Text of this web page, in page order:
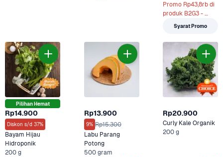
Promo Rp43,8rb di
produk B2G3 -
500g x 3
Syarat Promo
Pilihan Hemat
Rp14.900
Diskon s/d 37%
Bayam Hijau
Hidroponik
200 g
Rp13.900
9% Rp15.300
Labu Parang
Potong
500 gram
Rp20.900
Curly Kale Organik
200 g